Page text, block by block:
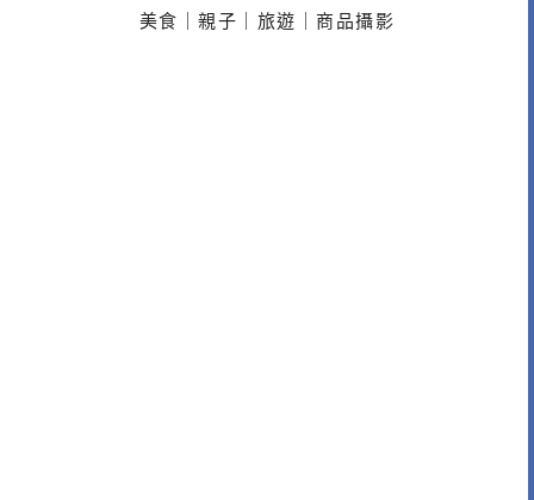
美食｜親子｜旅遊｜商品攝影